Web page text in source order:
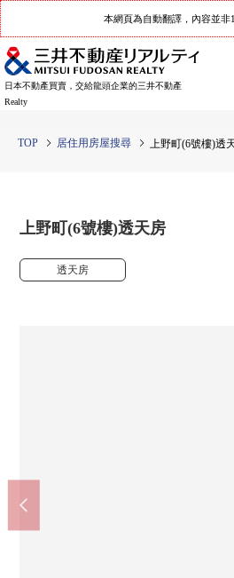
本網頁為自動翻譯，內容並非
日本不動產買賣，交給龍頭企業的三井不動產
Realty
TOP 居住用房屋搜尋 上野町(6號樓)透
上野町(6號樓)透天房
透天房